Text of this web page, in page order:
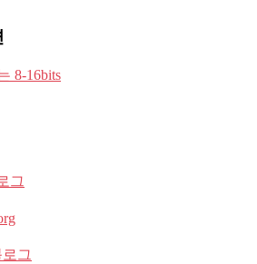
8-16bits
그
그